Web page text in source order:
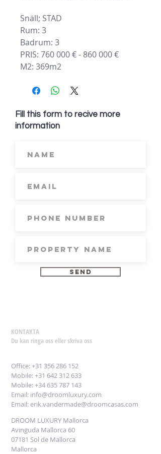
Snäll; STAD
Rum: 3
Badrum: 3
PRIS: 760 000 € - 860 000 €
M2: 369m2
Fill this form to recive more
information
send
KONTAKTA
Du kan ringa oss eller skriva oss
Office:+31 356 286 152
Mobile: +31 642 312 633
Mobile: +34 635 787 143
Email: info@droomluxury.com
Email:erik.vandermade@droomcasas.com
DROOM LUXURY Mallorca
Avinguda Mallorca 60
07181 Sol de Mallorca
Mallorca